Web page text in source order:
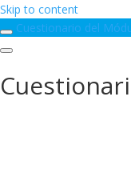
Skip to content
Cuestionario del